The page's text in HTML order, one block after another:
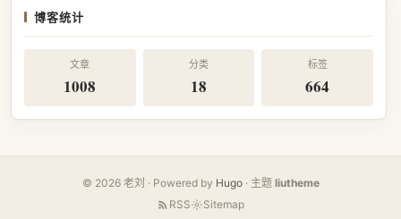
博客统计
文章
1008
分类
18
标签
664
© 2026 老刘 · Powered by Hugo· 主题 liutheme
RSS
Sitemap